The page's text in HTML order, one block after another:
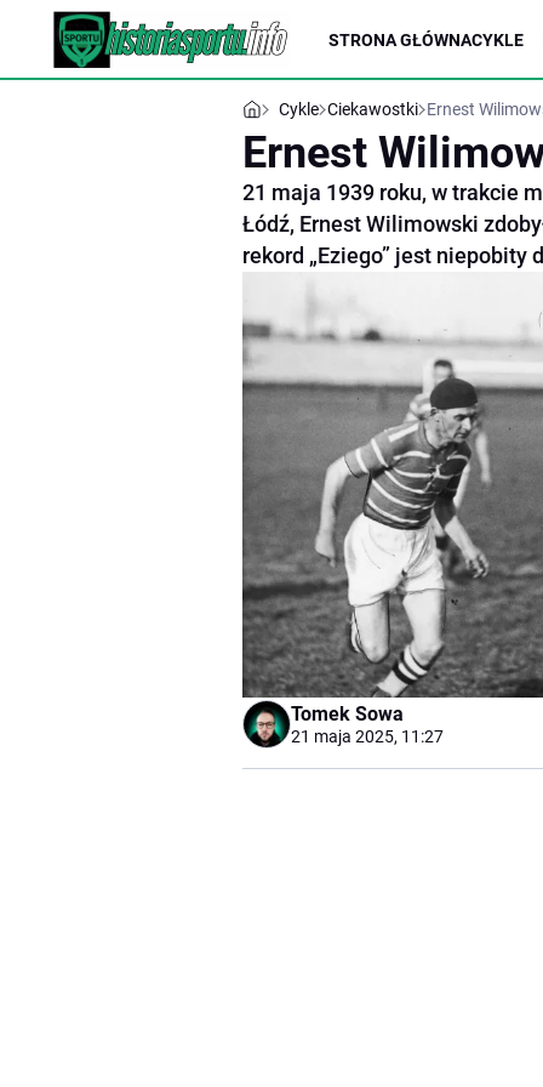
STRONA GŁÓWNACYKLE
Cykle Ciekawostki Ernest
Ernest
21 maja 1939 roku, w trakcie
Łódź, Ernest Wilimowski
rekord „Eziego” jest niepobity
Tomek Sowa
21 maja 2025, 11:27